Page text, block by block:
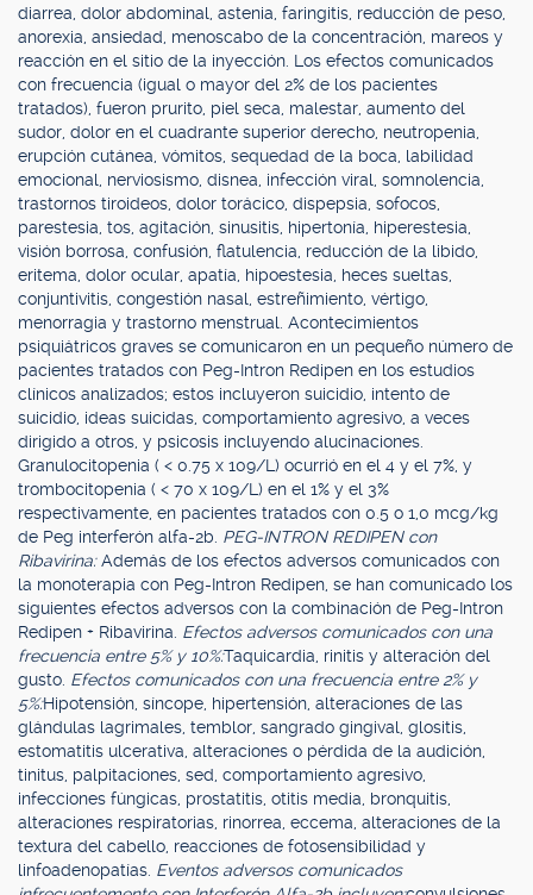
diarrea, dolor abdominal, astenia, faringitis, reducción de peso,
anorexia, ansiedad, menoscabo de la concentración, mareos y
reacción en el sitio de la inyección. Los efectos comunicados
con frecuencia (igual o mayor del 2% de los pacientes
tratados), fueron prurito, piel seca, malestar, aumento del
sudor, dolor en el cuadrante superior derecho, neutropenia,
erupción cutánea, vómitos, sequedad de la boca, labilidad
emocional, nerviosismo, disnea, infección viral, somnolencia,
trastornos tiroideos, dolor torácico, dispepsia, sofocos,
parestesia, tos, agitación, sinusitis, hipertonía, hiperestesia,
visión borrosa, confusión, flatulencia, reducción de la libido,
eritema, dolor ocular, apatía, hipoestesia, heces sueltas,
conjuntivitis, congestión nasal, estreñimiento, vértigo,
menorragia y trastorno menstrual. Acontecimientos
psiquiátricos graves se comunicaron en un pequeño número de
pacientes tratados con Peg-Intron Redipen en los estudios
clínicos analizados; estos incluyeron suicidio, intento de
suicidio, ideas suicidas, comportamiento agresivo, a veces
dirigido a otros, y psicosis incluyendo alucinaciones.
Granulocitopenia ( < 0.75 x 109/L) ocurrió en el 4 y el 7%, y
trombocitopenia ( < 70 x 109/L) en el 1% y el 3%
respectivamente, en pacientes tratados con 0.5 o 1,0 mcg/kg
de Peg interferón alfa-2b. PEG-INTRON REDIPEN con
Ribavirina:Además de los efectos adversos comunicados con
la monoterapia con Peg-Intron Redipen, se han comunicado los
siguientes efectos adversos con la combinación de Peg-Intron
Redipen + Ribavirina. Efectos adversos comunicados con una
frecuencia entre 5% y 10%:Taquicardia, rinitis y alteración del
gusto. Efectos comunicados con una frecuencia entre 2% y
5%:Hipotensión, síncope, hipertensión, alteraciones de las
glándulas lagrimales, temblor, sangrado gingival, glositis,
estomatitis ulcerativa, alteraciones o pérdida de la audición,
tinitus, palpitaciones, sed, comportamiento agresivo,
infecciones fúngicas, prostatitis, otitis media, bronquitis,
alteraciones respiratorias, rinorrea, eccema, alteraciones de la
textura del cabello, reacciones de fotosensibilidad y
linfoadenopatías. Eventos adversos comunicados